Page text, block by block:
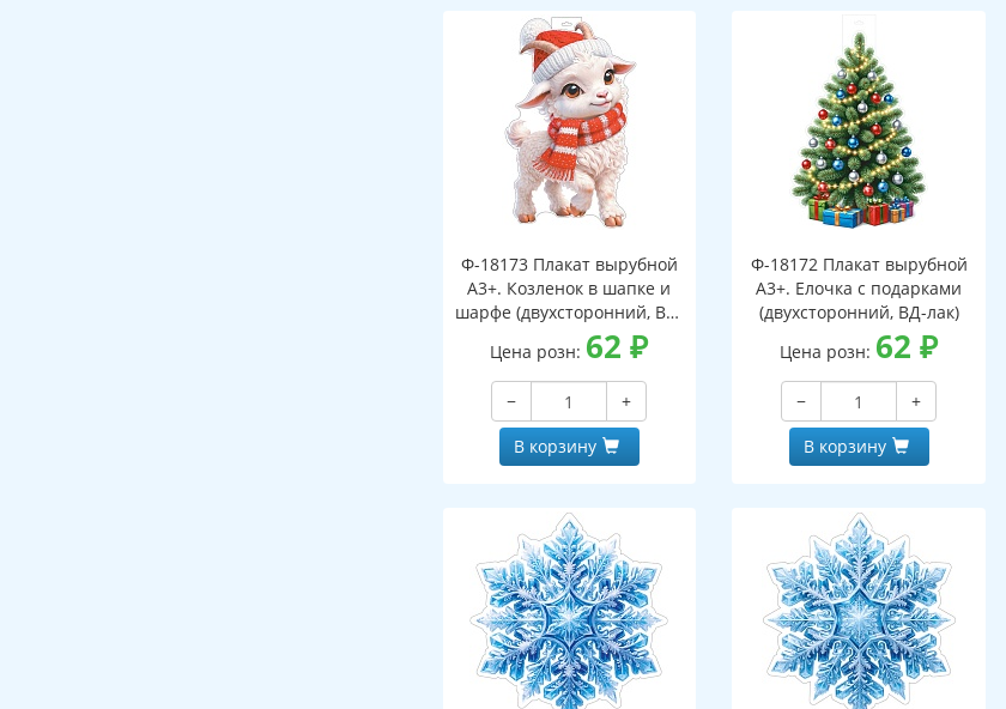
Ф-18173 Плакат вырубной
А3+. Козленок в шапке и
шарфе (двухсторонний, ВД-
Цена розн: 62₽
−
+
В корзину
Ф-18172 Плакат вырубной
А3+. Елочка с подарками
(двухсторонний, ВД-лак)
Цена розн: 62₽
−
+
В корзину